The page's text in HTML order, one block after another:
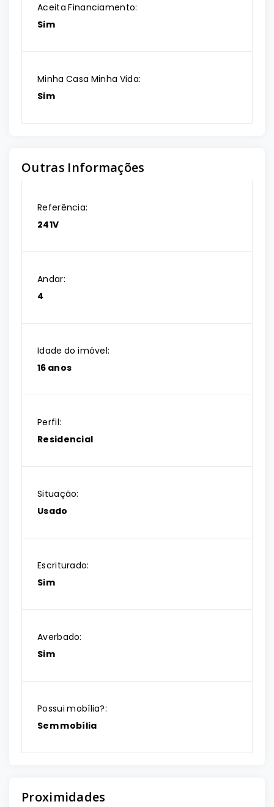
Aceita Financiamento:
Sim
Minha Casa Minha Vida:
Sim
Outras Informações
Referência:
241V
Andar:
4
Idade do imóvel:
16 anos
Perfil:
Residencial
Situação:
Usado
Escriturado:
Sim
Averbado:
Sim
Possui mobília?:
Sem mobília
Proximidades